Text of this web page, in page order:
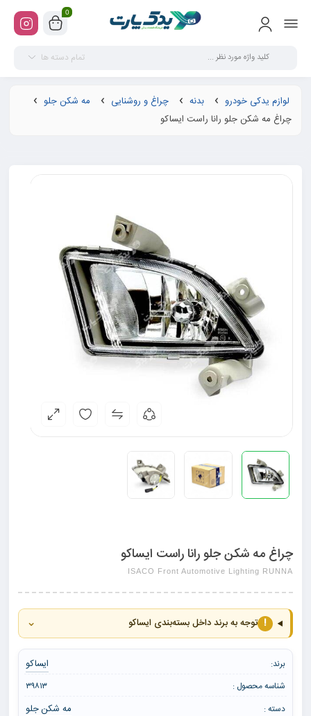
0
تمام دسته ها
لوازم یدکی خودرو بدنه چراغ و روشنایی
مه شکن جلو
چراغ مه شکن جلو رانا راست ایساکو
چراغ مه شکن جلو رانا راست ایساکو
ISACO Front Automotive Lighting RUNNA
! توجه به برند داخل بسته‌بندی ایساکو ⌄
برند: ایساکو
شناسه محصول :
۳۹۸۱۳
دسته :
مه شکن جلو